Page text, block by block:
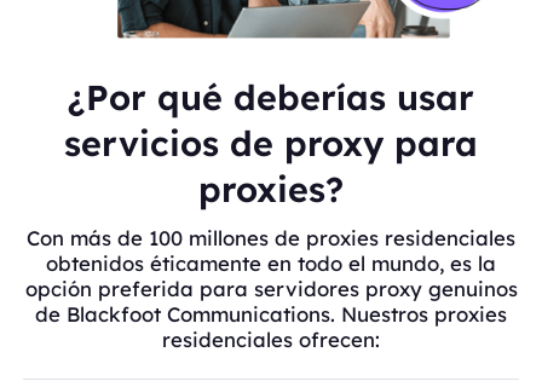
¿Por qué deberías usar
servicios de proxy para
proxies?
Con más de 100 millones de proxies residenciales
obtenidos éticamente en todo el mundo, es la
opción preferida para servidores proxy genuinos
de Blackfoot Communications. Nuestros proxies
residenciales ofrecen: